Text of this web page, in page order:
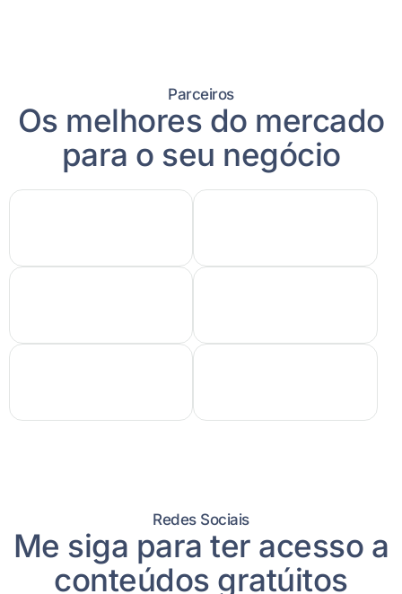
Parceiros
Os melhores do mercado
para o seu negócio
Redes Sociais
Me siga para ter acesso a
conteúdos gratúitos